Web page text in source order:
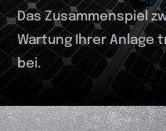
Das Zusammenspiel
Wartung Ihrer Anlage
bei.